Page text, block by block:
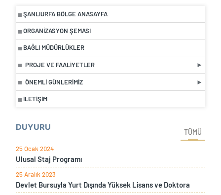
ŞANLIURFA BÖLGE ANASAYFA
ORGANIZASYON ŞEMASI
BAĞLI MÜDÜRLÜKLER
PROJE VE FAALIYETLER
ÖNEMLI GÜNLERIMIZ
İLETIŞIM
DUYURU
TÜMÜ
25 Ocak 2024
Ulusal Staj Programı
25 Aralık 2023
Devlet Bursuyla Yurt Dışında Yüksek Lisans ve Doktora